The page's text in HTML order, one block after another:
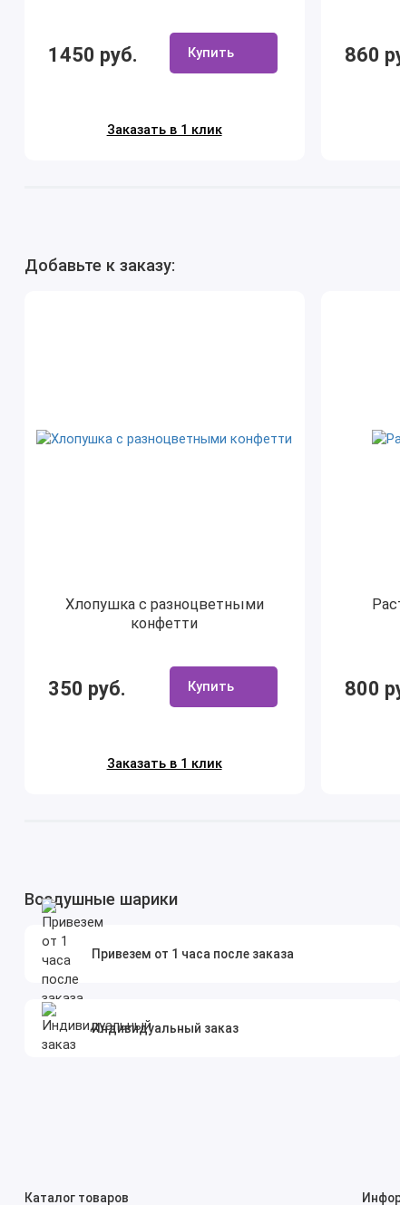
1450 руб. Купить
Заказать в 1 клик
860
Добавьте к заказу:
Хлопушка с разноцветными
конфетти
350 руб. Купить
Заказать в 1 клик
800
Воздушные шарики
Привезем от 1 часа после заказа
Индивидуальный заказ
Каталог товаров